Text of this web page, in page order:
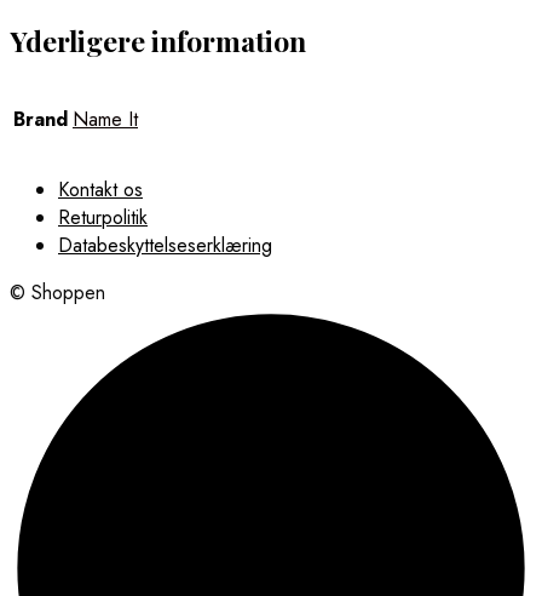
Yderligere information
Brand Name It
Kontakt os
Returpolitik
Databeskyttelseserklæring
© Shoppen